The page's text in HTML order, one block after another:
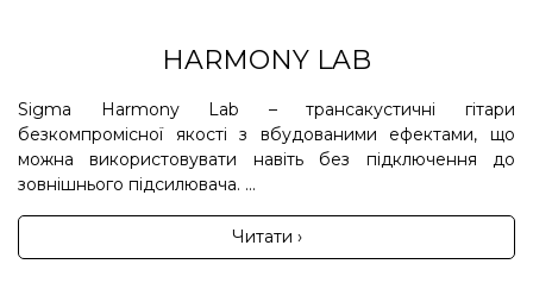
HARMONY LAB
Sigma Harmony Lab – трансакустичні гітари
безкомпромісної якості з вбудованими ефектами, що
можна використовувати навіть без підключення до
зовнішнього підсилювача. ...
Читати ›